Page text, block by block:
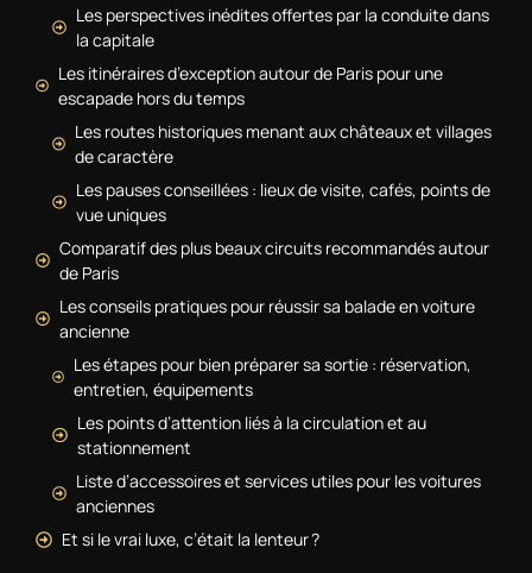
Les perspectives inédites offertes par la conduite dans
la capitale
Les itinéraires d’exception autour de Paris pour une
escapade hors du temps
Les routes historiques menant aux châteaux et villages
de caractère
Les pauses conseillées : lieux de visite, cafés, points de
vue uniques
Comparatif des plus beaux circuits recommandés autour
de Paris
Les conseils pratiques pour réussir sa balade en voiture
ancienne
Les étapes pour bien préparer sa sortie : réservation,
entretien, équipements
Les points d’attention liés à la circulation et au
stationnement
Liste d’accessoires et services utiles pour les voitures
anciennes
Et si le vrai luxe, c’était la lenteur ?